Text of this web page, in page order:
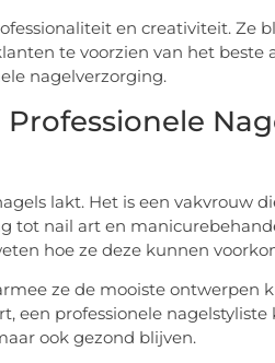
en creativiteit. Ze
te voorzien van het beste
nagelverzorging.
lakt. Het is een vakvrouw
tot nail art en
hoe ze deze kunnen
ze de mooiste ontwerpen
een professionele
ook gezond blijven.